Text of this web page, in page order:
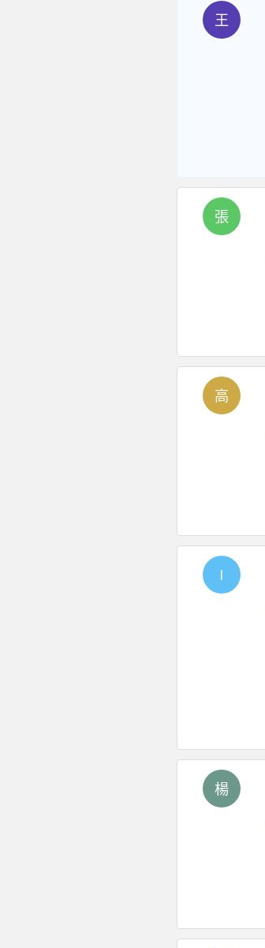
王
張
高
I
楊